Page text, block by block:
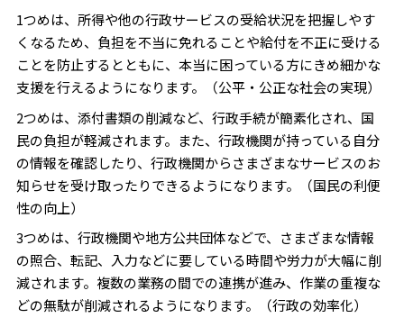
1つめは、所得や他の行政サービスの受給状況を把握しやす
くなるため、負担を不当に免れることや給付を不正に受ける
ことを防止するとともに、本当に困っている方にきめ細かな
支援を行えるようになります。（公平・公正な社会の実現）
2つめは、添付書類の削減など、行政手続が簡素化され、国
民の負担が軽減されます。また、行政機関が持っている自分
の情報を確認したり、行政機関からさまざまなサービスのお
知らせを受け取ったりできるようになります。（国民の利便
性の向上）
3つめは、行政機関や地方公共団体などで、さまざまな情報
の照合、転記、入力などに要している時間や労力が大幅に削
減されます。複数の業務の間での連携が進み、作業の重複な
どの無駄が削減されるようになります。（行政の効率化）